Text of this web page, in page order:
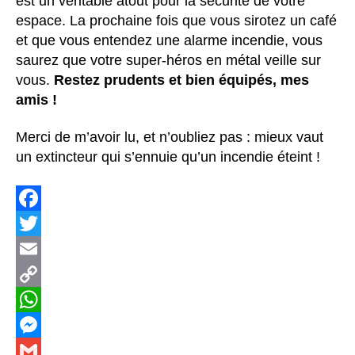
espace. La prochaine fois que vous sirotez un café
et que vous entendez une alarme incendie, vous
saurez que votre super-héros en métal veille sur
vous. Restez prudents et bien équipés, mes
amis !
Merci de m’avoir lu, et n’oubliez pas : mieux vaut
un extincteur qui s’ennuie qu’un incendie éteint !
F
a
c
e
b
o
T
w
E
m
a
C
o
p
W
h
M